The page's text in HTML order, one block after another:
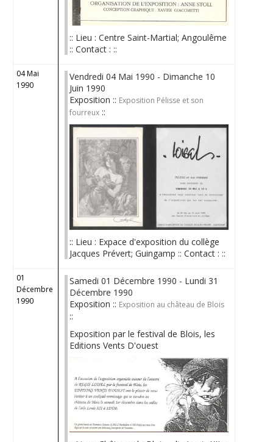
:: Lieu : Centre Saint-Martial; Angoulême
:: Contact : ::
04 Mai
1990
Vendredi 04 Mai 1990 - Dimanche 10
Juin 1990
Exposition :: Exposition Pélisse et son
fourreux ::
:: Lieu : Expace d'exposition du collège
Jacques Prévert; Guingamp :: Contact : ::
01
Décembre
1990
Samedi 01 Décembre 1990 - Lundi 31
Décembre 1990
Exposition :: Exposition au château de Blois
::
Exposition par le festival de Blois, les
Editions Vents D'ouest